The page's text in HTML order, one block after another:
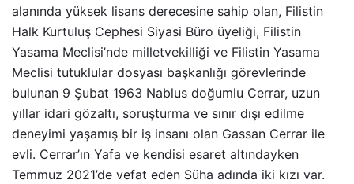
alanında yüksek lisans derecesine sahip olan, Filistin
Halk Kurtuluş Cephesi Siyasi Büro üyeliği, Filistin
Yasama Meclisi’nde milletvekilliği ve Filistin Yasama
Meclisi tutuklular dosyası başkanlığı görevlerinde
bulunan 9 Şubat 1963 Nablus doğumlu Cerrar, uzun
yıllar idari gözaltı, soruşturma ve sınır dışı edilme
deneyimi yaşamış bir iş insanı olan Gassan Cerrar ile
evli. Cerrar’ın Yafa ve kendisi esaret altındayken
Temmuz 2021’de vefat eden Süha adında iki kızı var.